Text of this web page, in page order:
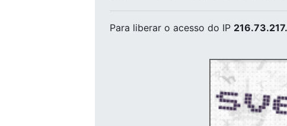
Para liberar o acesso do IP